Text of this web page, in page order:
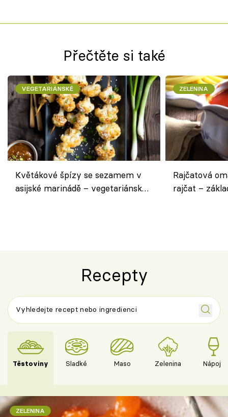
Přečtěte si také
VEGETARIÁNSKÉ
Květákové špízy se sezamem v
asijské marinádě – vegetariánská
ZELENINA
Rajčatová
rajčat –
Recepty
Těstoviny Sladké Maso Zelenina Nápoje
ZELENINA